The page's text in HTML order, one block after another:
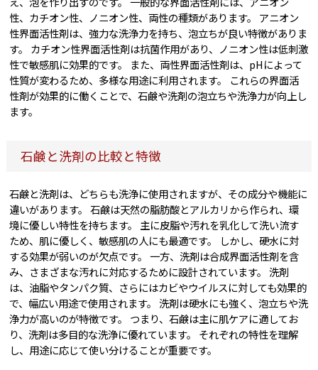
性、カチオン性、ノニオン性、両性の種類があります。 アニオン
性界面活性剤は、強力な洗浄力を持ち、泡立ちが良い特徴がありま
す。 カチオン性界面活性剤は抗菌作用があり、ノニオン性は低刺激
性で敏感肌に効果的です。 また、両性界面活性剤は、pHによって
性質が変わるため、多様な用途に利用されます。 これらの界面活
性剤が効果的に働くことで、石鹸や洗剤の泡立ちや洗浄力が向上し
ます。
石鹸と洗剤の比較と特徴
石鹸と洗剤は、どちらも洗浄に使用されますが、その成分や機能に
違いがあります。 石鹸は天然の脂肪酸とアルカリから作られ、環
境に優しい特性を持ちます。 主に皮脂や汚れを乳化して洗い流す
ため、肌に優しく、敏感肌の人にも最適です。 しかし、硬水に対
する効果が弱いのが欠点です。 一方、洗剤は合成界面活性剤を含
み、さまざまな汚れに対応するために設計されています。 洗剤
は、油脂やタンパク質、さらにはカビやウイルスに対しても効果的
で、幅広い用途で使用されます。 洗剤は硬水にも強く、泡立ちや洗
浄力が高いのが特徴です。 つまり、石鹸は主に肌ケアに適してお
り、洗剤は多目的な洗浄に優れています。 それぞれの特性を理解
し、用途に応じて使い分けることが重要です。